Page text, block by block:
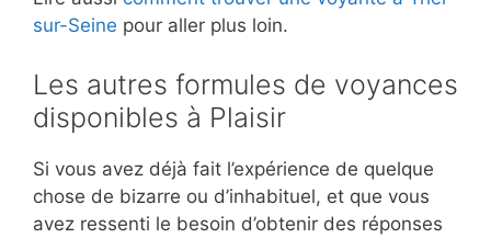
sur-Seine pour aller plus loin.
Les autres formules de voyances
disponibles à Plaisir
Si vous avez déjà fait l’expérience de quelque
chose de bizarre ou d’inhabituel, et que vous
avez ressenti le besoin d’obtenir des réponses